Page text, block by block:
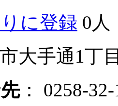
に登録 0人
大手通1丁
： 0258-